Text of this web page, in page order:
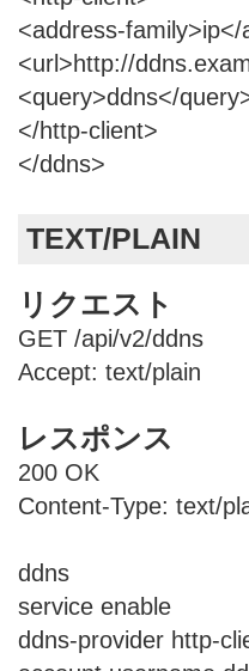
<address-
<url>http://
<query>ddns</
</http-client>
</ddns>
TEXT/PLAIN
リクエスト
GET /api/v2/ddns
Accept: text/plain
レスポンス
200 OK
Content-Type: text/
ddns
service enable
ddns-provider http-